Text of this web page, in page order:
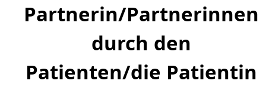
Partnerin/Partnerinnen
durch den
Patienten/die Patientin